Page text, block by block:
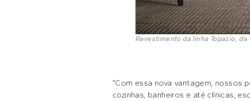
Revestimento da linha Topazio,
“Com essa nova vantagem, nossos
cozinhas, banheiros e até clínicas,